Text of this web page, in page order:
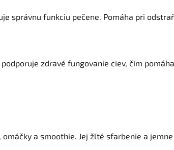
správnu funkciu pečene. Pomáha pri
zdravé fungovanie ciev, čím pomáha
a smoothie. Jej žlté sfarbenie a